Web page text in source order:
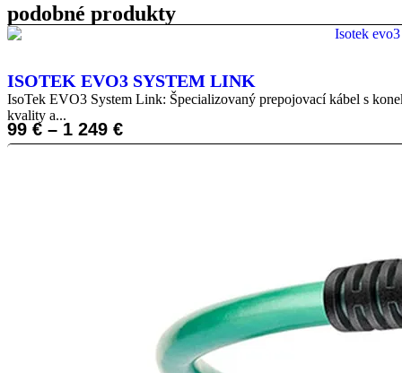
podobné produkty
ISOTEK EVO3 SYSTEM LINK
IsoTek EVO3 System Link: Špecializovaný prepojovací kábel s
kvality a...
99 € – 1 249 €